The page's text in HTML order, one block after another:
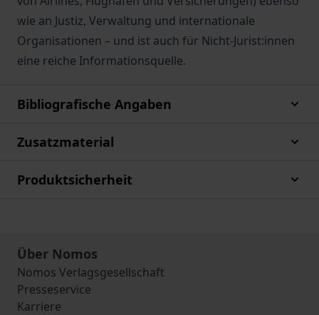
wie an Justiz, Verwaltung und internationale
Organisationen – und ist auch für Nicht-Jurist:innen
eine reiche Informationsquelle.
Bibliografische Angaben
Zusatzmaterial
Produktsicherheit
Über Nomos
Nomos Verlagsgesellschaft
Presseservice
Karriere